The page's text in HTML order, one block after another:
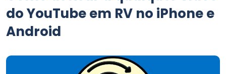
do YouTube em RV no iPhone e
Android